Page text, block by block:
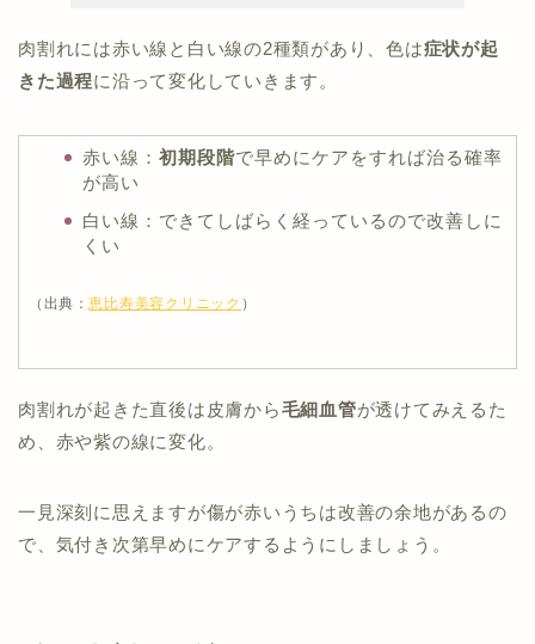
肉割れには赤い線と白い線の2種類があり、色は症状が起
きた過程に沿って変化していきます。
赤い線： 初期段階で早めにケアをすれば治る確率
が高い
白い線：できてしばらく経っているので改善しに
くい
（出典：恵比寿美容クリニック ）
肉割れが起きた直後は皮膚から毛細血管が透けてみえるた
め、赤や紫の線に変化。
一見深刻に思えますが傷が赤いうちは改善の余地があるの
で、気付き次第早めにケアするようにしましょう。